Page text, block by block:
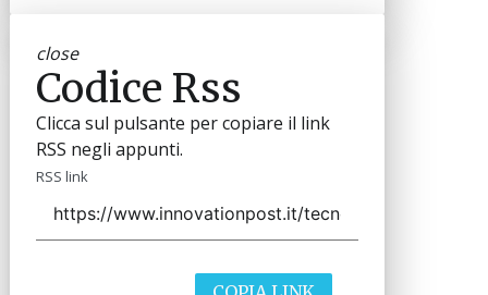
close
Codice Rss
Clicca sul pulsante per copiare il link
RSS negli appunti.
RSS link